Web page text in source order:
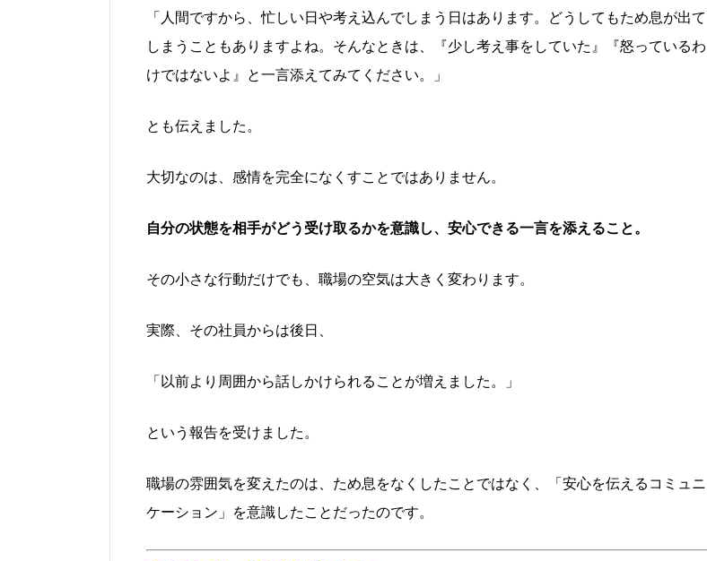
「人間ですから、忙しい日や考え込んでしまう日はあります。どうしてもため息が出て
しまうこともありますよね。そんなときは、『少し考え事をしていた』『怒っているわ
けではないよ』と一言添えてみてください。」
とも伝えました。
大切なのは、感情を完全になくすことではありません。
自分の状態を相手がどう受け取るかを意識し、安心できる一言を添えること。
その小さな行動だけでも、職場の空気は大きく変わります。
実際、その社員からは後日、
「以前より周囲から話しかけられることが増えました。」
という報告を受けました。
職場の雰囲気を変えたのは、ため息をなくしたことではなく、「安心を伝えるコミュニ
ケーション」を意識したことだったのです。